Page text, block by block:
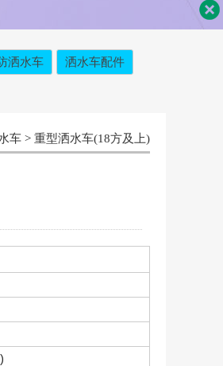
洒水车 洒水车配件
车 > 重型洒水车(18方及上)